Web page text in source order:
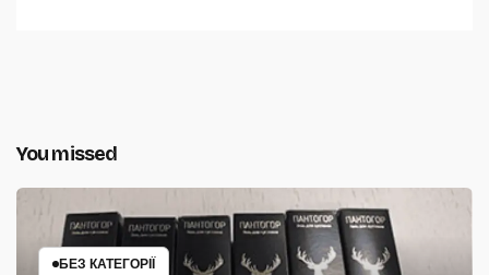
You missed
БЕЗ КАТЕГОРІЇ